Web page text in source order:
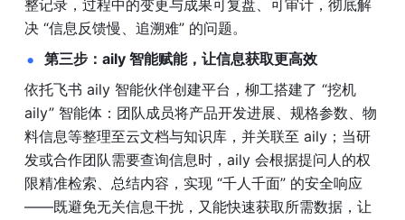
整记录，过程中的变更与成果可复盘、可审计，彻底解
决 “信息反馈慢、追溯难” 的问题。
第三步：aily 智能赋能，让信息获取更高效
依托飞书 aily 智能伙伴创建平台，柳工搭建了 “挖机
aily” 智能体：团队成员将产品开发进展、规格参数、物
料信息等整理至云文档与知识库，并关联至 aily；当研
发或合作团队需要查询信息时，aily 会根据提问人的权
限精准检索、总结内容，实现 “千人千面” 的安全响应
——既避免无关信息干扰，又能快速获取所需数据，让